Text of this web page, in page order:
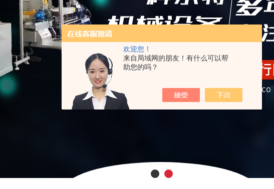
欢迎您！
来自局域网的朋友！有什么可以帮
助您的吗？